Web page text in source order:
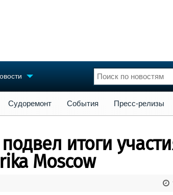
Конференции
Личности
Судоремонт События Пресс-релизы
итоги
Moscow